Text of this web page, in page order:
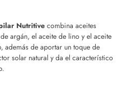
Nutritive combina aceites
argán, el aceite de lino y el aceite
además de aportar un toque de
solar natural y da el característico